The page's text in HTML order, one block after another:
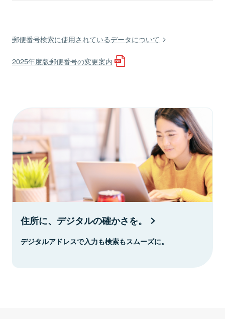
郵便番号検索に使用されているデータについて
2025年度版郵便番号の変更案内
住所に、デジタルの確かさを。
デジタルアドレスで入力も検索もスムーズに。